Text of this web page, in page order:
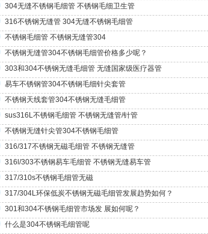
304无缝不锈钢毛细管 不锈钢毛细卫生管
316不锈钢无缝管 304无缝不锈钢毛细管
不锈钢毛细管 不锈钢无缝管304
不锈钢无缝管304不锈钢毛细管价格多少呢？
303和304不锈钢无缝毛细管 无缝国家级医疗器管
易车不锈钢管304不锈钢毛细针尖套管
不锈钢天线套管304不锈钢无缝毛细管
sus316L不锈钢毛细管 不锈钢无缝管/针管
不锈钢无缝针尖管304不锈钢毛细管
316/317不锈钢无磁毛细管 不锈钢无缝管
316l/303不锈钢易车毛细管 不锈钢无缝易车管
317/310s不锈钢毛细管无磁
317/304L环保低炭不锈钢无磁毛细管发展趋势如何？
301和304不锈钢毛细管市场发 展如何呢？
什么是304不锈钢毛细管呢